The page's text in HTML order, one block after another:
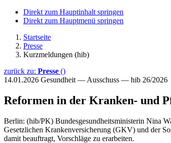
Direkt zum Hauptinhalt springen
Direkt zum Hauptmenü springen
Startseite
Presse
Kurzmeldungen (hib)
zurück zu: Presse ()
14.01.2026 Gesundheit — Ausschuss — hib 26/2026
Reformen in der Kranken- und
Berlin: (hib/PK) Bundesgesundheitsministerin Nina
Gesetzlichen Krankenversicherung (GKV) und der
damit beauftragt, Vorschläge zu erarbeiten.